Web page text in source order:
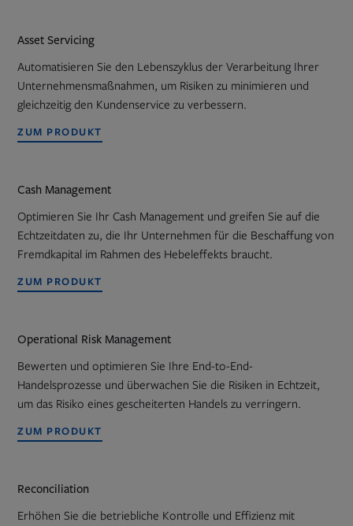
Asset Servicing
Automatisieren Sie den Lebenszyklus der Verarbeitung Ihrer
Unternehmensmaßnahmen, um Risiken zu minimieren und
gleichzeitig den Kundenservice zu verbessern.
ZUM PRODUKT
Cash Management
Optimieren Sie Ihr Cash Management und greifen Sie auf die
Echtzeitdaten zu, die Ihr Unternehmen für die Beschaffung von
Fremdkapital im Rahmen des Hebeleffekts braucht.
ZUM PRODUKT
Operational Risk Management
Bewerten und optimieren Sie Ihre End-to-End-
Handelsprozesse und überwachen Sie die Risiken in Echtzeit,
um das Risiko eines gescheiterten Handels zu verringern.
ZUM PRODUKT
Reconciliation
Erhöhen Sie die betriebliche Kontrolle und Effizienz mit